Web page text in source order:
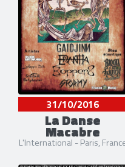
31/10/2016
La Danse
Macabre
L'International - Paris,